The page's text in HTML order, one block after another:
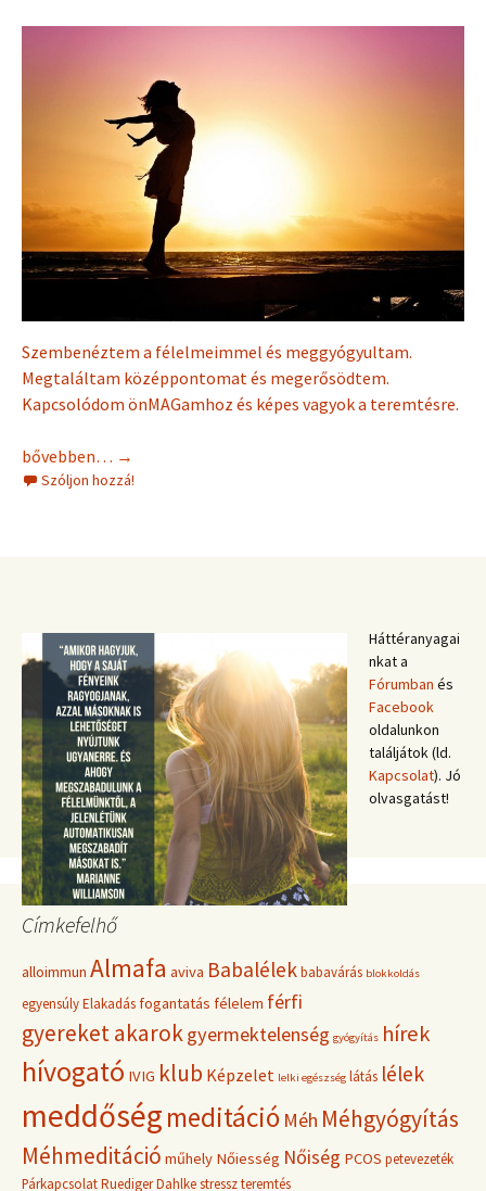
Szembenéztem a félelmeimmel és meggyógyultam.
Megtaláltam középpontomat és megerősödtem.
Kapcsolódom önMAGamhoz és képes vagyok a teremtésre.
Nőiség és Nőiesség – műhely indul
bővebben… →
Szóljon hozzá!
Háttéranyagai
nkat a
Fórumban és
Facebook
oldalunkon
találjátok (ld.
Kapcsolat). Jó
olvasgatást!
Címkefelhő
alloimmun Almafa aviva Babalélekbabavárás blokkoldás
egyensúlyElakadásfogantatás félelem férfi
gyereket akarokgyermektelenség gyógyítás hírek
hívogató IVIG klub Képzelet lelki egészség látás lélek
meddőségmeditáció Méh Méhgyógyítás
Méhmeditáció műhely Nőiesség Nőiség PCOS petevezeték
PárkapcsolatRuediger Dahlkestresszteremtés